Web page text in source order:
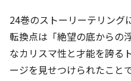
24巻のストーリーテリング
転換点は「絶望の底からの
なカリスマ性と才能を誇る
ージを見せつけられたこと